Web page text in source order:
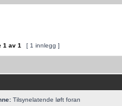
1 av 1 [ 1 innlegg ]
Tilsynelatende løft foran